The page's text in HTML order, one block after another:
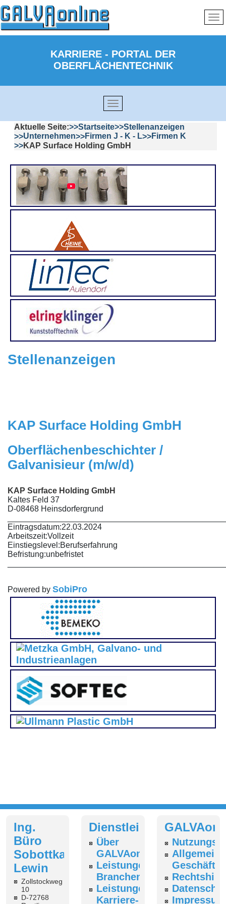
KARRIERE - PORTAL DER
OBERFLÄCHENTECHNIK
Aktuelle Seite: Startseite
Stellenanzeigen
Unternehmen
Firmen J - K - L
Firmen K
KAP Surface Holding GmbH
Stellenanzeigen
KAP Surface Holding GmbH
Oberflächenbeschichter /
Galvanisieur (m/w/d)
KAP Surface Holding GmbH
Kaltes Feld 37
D-08468 Heinsdorfergrund
Eintragsdatum:22.03.2024
Arbeitszeit:Vollzeit
Einstiegslevel:Berufserfahrung
Befristung:unbefristet
Powered by SobiPro
Ing.
Büro
Sobottka-
Lewin
Zollstockweg
10
D-72768
Dienstleistungen
Über
GALVAonline
Leistungen
Branchenverzeichnis
Leistungen
Karriere-
Allgemeine
Impressum